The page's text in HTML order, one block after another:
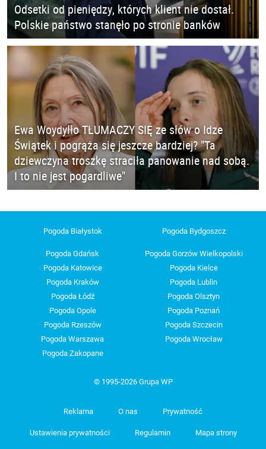
Odsetki od pieniędzy, których klient nie dostał.
Polskie państwo stanęło po stronie banków
Ewa Woydyłło TŁUMACZY SIĘ ze słów o Idze
Świątek i pogrąża się jeszcze bardziej? "Ta
dziewczyna troszkę straciła panowanie nad sobą.
I to nie jest pogardliwe"
Pogoda Białystok Pogoda Bydgoszcz
Pogoda Gdańsk
Pogoda Gorzów Wielkopolski
Pogoda Katowice
Pogoda Kielce
Pogoda Kraków
Pogoda Lublin
Pogoda Łódź
Pogoda Olsztyn
Pogoda Opole
Pogoda Poznań
Pogoda Rzeszów
Pogoda Szczecin
Pogoda Warszawa
Pogoda Wrocław
Pogoda Zakopane
© 1995-2026 Grupa WP
Reklama O nas Prywatność
Ustawienia prywatności Regulamin Mapa strony